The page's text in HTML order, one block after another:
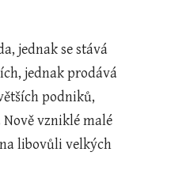
jednak prodává
podniků,
vzniklé malé
libovůli velkých